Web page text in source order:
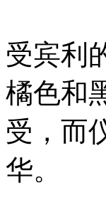
受宾利
橘色和
受，而
华。